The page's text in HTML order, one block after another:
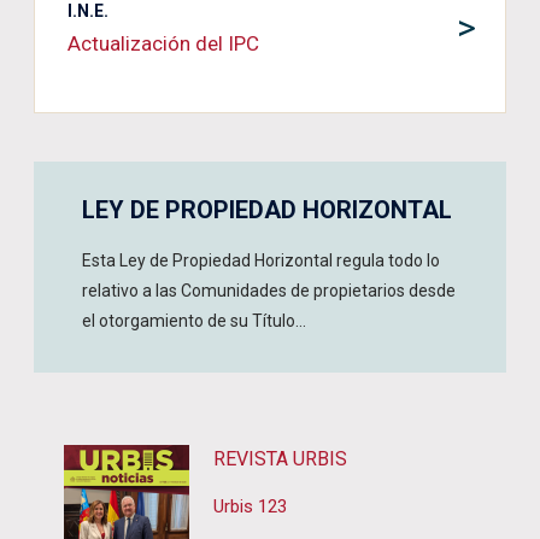
>
I.N.E.
Actualización del IPC
LEY DE PROPIEDAD HORIZONTAL
Esta Ley de Propiedad Horizontal regula todo lo
relativo a las Comunidades de propietarios desde
el otorgamiento de su Título...
REVISTA URBIS
Urbis 123